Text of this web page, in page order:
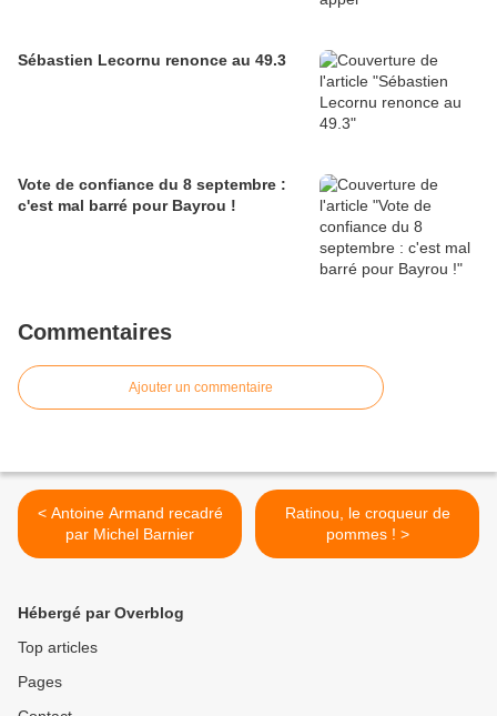
Sébastien Lecornu renonce au 49.3
Vote de confiance du 8 septembre :
c'est mal barré pour Bayrou !
Commentaires
Ajouter un commentaire
< Antoine Armand recadré
par Michel Barnier
Ratinou, le croqueur de
pommes ! >
Hébergé par Overblog
Top articles
Pages